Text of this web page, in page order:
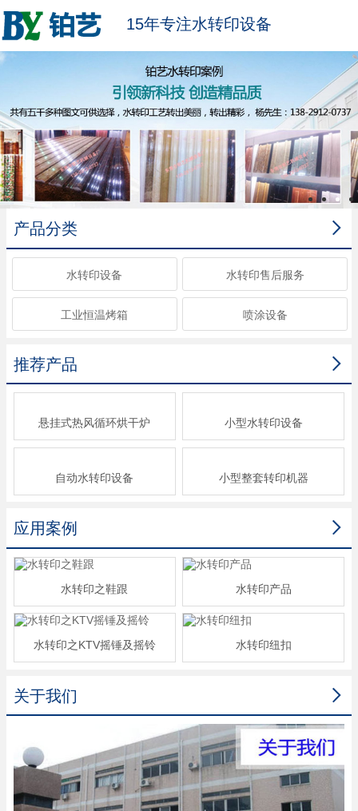
15年专注水转印设备

产品分类
水转印设备 水转印售后服务
工业恒温烤箱 喷涂设备

推荐产品
悬挂式热风循环烘干炉 小型水转印设备
自动水转印设备 小型整套转印机器

应用案例
水转印之鞋跟 水转印产品
水转印之KTV摇锤及摇铃 水转印纽扣

关于我们